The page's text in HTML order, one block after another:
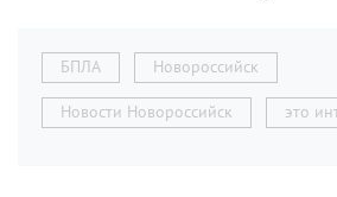
БПЛА Новороссийск
Новости Новороссийск это